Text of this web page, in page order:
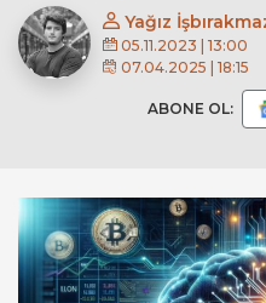
Yağız
05.11.2023 | 13:00
07.04.2025 | 18:15
ABONE OL: